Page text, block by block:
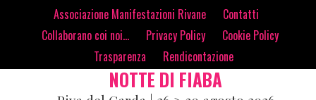
contenutoAssociazione Manifestazioni Rivane
Contatti
Collaborano coi noi…
Privacy Policy
Cookie Policy
Trasparenza
Rendicontazione
NOTTE DI FIABA